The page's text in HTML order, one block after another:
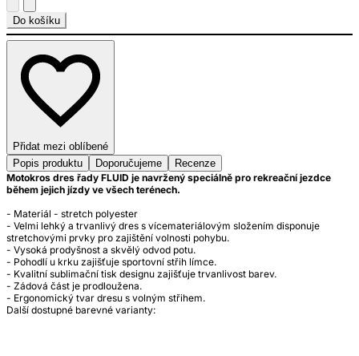
Do košíku
Přidat mezi oblíbené
Popis produktu
Doporučujeme
Recenze
Motokros dres řady FLUID je navržený speciálně pro rekreační jezdce
během jejich jízdy ve všech terénech.
- Materiál - stretch polyester
- Velmi lehký a trvanlivý dres s vícemateriálovým složením disponuje
stretchovými prvky pro zajištění volnosti pohybu.
- Vysoká prodyšnost a skvělý odvod potu.
- Pohodlí u krku zajišťuje sportovní střih límce.
- Kvalitní sublimační tisk designu zajišťuje trvanlivost barev.
- Zádová část je prodloužena.
- Ergonomický tvar dresu s volným střihem.
Další dostupné barevné varianty: